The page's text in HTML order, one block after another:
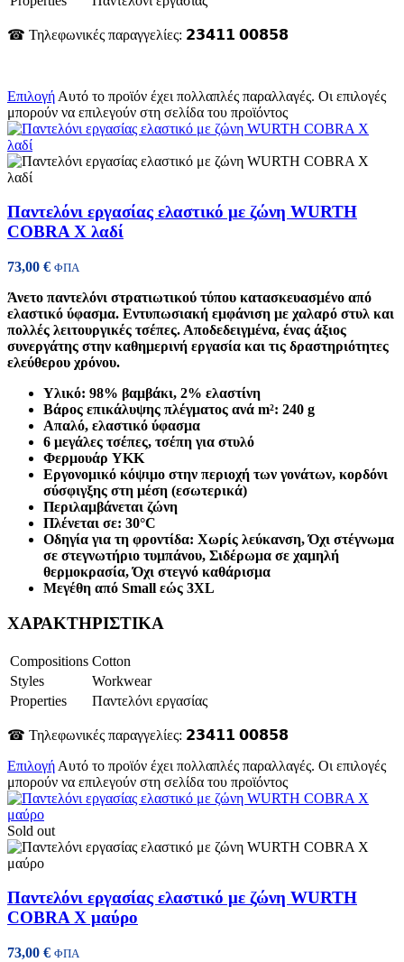
☎ Τηλεφωνικές παραγγελίες: 𝟮𝟯𝟰𝟭𝟭 𝟬𝟬𝟴𝟱𝟴
Επιλογή Αυτό το προϊόν έχει πολλαπλές παραλλαγές. Οι επιλογές
μπορούν να επιλεγούν στη σελίδα του προϊόντος
Παντελόνι εργασίας ελαστικό με ζώνη WURTH
COBRA X λαδί
73,00 € ΦΠΑ
Άνετο παντελόνι στρατιωτικού τύπου κατασκευασμένο από
ελαστικό ύφασμα. Εντυπωσιακή εμφάνιση με χαλαρό στυλ και
πολλές λειτουργικές τσέπες. Αποδεδειγμένα, ένας άξιος
συνεργάτης στην καθημερινή εργασία και τις δραστηριότητες
ελεύθερου χρόνου.
Υλικό: 98% βαμβάκι, 2% ελαστίνη
Βάρος επικάλυψης πλέγματος ανά m²: 240 g
Απαλό, ελαστικό ύφασμα
6 μεγάλες τσέπες, τσέπη για στυλό
Φερμουάρ YKK
Εργονομικό κόψιμο στην περιοχή των γονάτων, κορδόνι
σύσφιγξης στη μέση (εσωτερικά)
Περιλαμβάνεται ζώνη
Πλένεται σε: 30°C
Οδηγία για τη φροντίδα: Χωρίς λεύκανση, Όχι στέγνωμα
σε στεγνωτήριο τυμπάνου, Σιδέρωμα σε χαμηλή
θερμοκρασία, Όχι στεγνό καθάρισμα
Μεγέθη από Small εώς 3XL
ΧΑΡΑΚΤΗΡΙΣΤΙΚΑ
Compositions Cotton
Styles
Workwear
Properties
Παντελόνι εργασίας
☎ Τηλεφωνικές παραγγελίες: 𝟮𝟯𝟰𝟭𝟭 𝟬𝟬𝟴𝟱𝟴
Επιλογή Αυτό το προϊόν έχει πολλαπλές παραλλαγές. Οι επιλογές
μπορούν να επιλεγούν στη σελίδα του προϊόντος
Sold out
Παντελόνι εργασίας ελαστικό με ζώνη WURTH
COBRA X μαύρο
73,00 € ΦΠΑ